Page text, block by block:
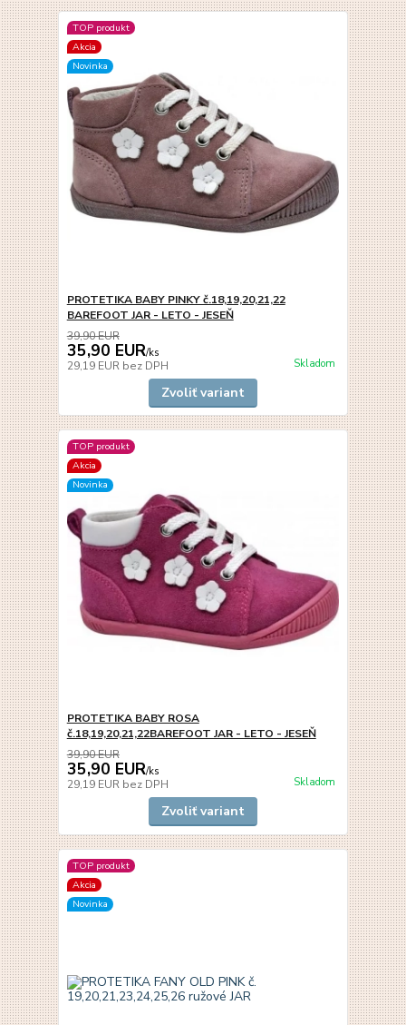
TOP produkt
Akcia
Novinka
PROTETIKA BABY PINKY č.18,19,20,21,22
BAREFOOT JAR - LETO - JESEŇ
39,90 EUR
35,90 EUR/ks
29,19 EUR bez DPH Skladom
Zvoliť variant
TOP produkt
Akcia
Novinka
PROTETIKA BABY ROSA
č.18,19,20,21,22BAREFOOT JAR - LETO - JESEŇ
39,90 EUR
35,90 EUR/ks
29,19 EUR bez DPH Skladom
Zvoliť variant
TOP produkt
Akcia
Novinka